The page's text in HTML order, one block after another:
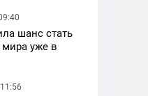
шанс стать
мира уже в